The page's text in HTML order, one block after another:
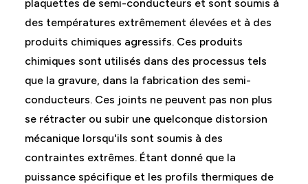
plaquettes de semi-conducteurs et sont soumis à
des températures extrêmement élevées et à des
produits chimiques agressifs. Ces produits
chimiques sont utilisés dans des processus tels
que la gravure, dans la fabrication des semi-
conducteurs. Ces joints ne peuvent pas non plus
se rétracter ou subir une quelconque distorsion
mécanique lorsqu'ils sont soumis à des
contraintes extrêmes. Étant donné que la
puissance spécifique et les profils thermiques de